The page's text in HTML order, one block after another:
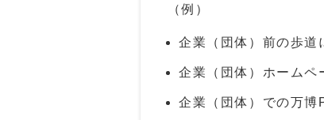
（例）
企業（団体）前の歩
企業（団体）ホームペ
企業（団体）での万博